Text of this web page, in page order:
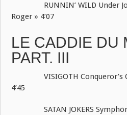
RUNNIN’ WILD Under
Roger » 4’07
LE CADDIE DU
PART. III
VISIGOTH Conqueror’s
4’45
SATAN JOKERS